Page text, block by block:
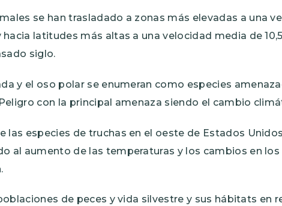
se han trasladado a zonas más elevadas a una
hacia latitudes más altas a una velocidad media de
siglo.
y el oso polar se enumeran como especies
con la principal amenaza siendo el cambio
las especies de truchas en el oeste de Estados
al aumento de las temperaturas y los cambios en
de peces y vida silvestre y sus hábitats en